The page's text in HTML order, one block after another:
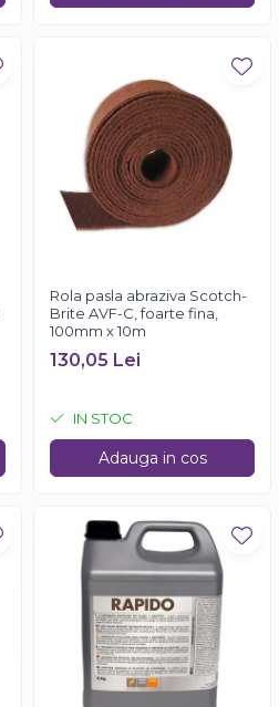
Rola pasla abraziva Scotch-
Brite AVF-C, foarte fina,
100mm x 10m
130,05 Lei
IN STOC
Adauga in cos